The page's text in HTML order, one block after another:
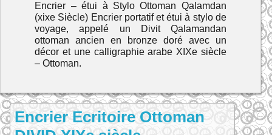
Encrier – étui à Stylo Ottoman Qalamdan
(xixe Siècle) Encrier portatif et étui à stylo de
voyage, appelé un Divit Qalamandan
ottoman ancien en bronze doré avec un
décor et une calligraphie arabe XIXe siècle
– Ottoman.
Encrier Ecritoire Ottoman